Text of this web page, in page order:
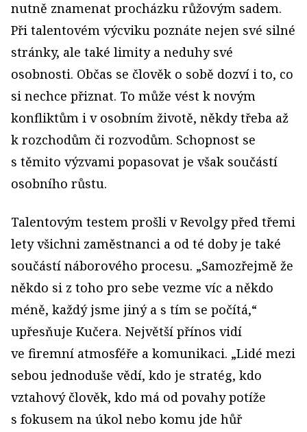
nutně znamenat procházku růžovým sadem.
Při talentovém výcviku poznáte nejen své silné
stránky, ale také limity a neduhy své
osobnosti. Občas se člověk o sobě dozví i to, co
si nechce přiznat. To může vést k novým
konfliktům i v osobním životě, někdy třeba až
k rozchodům či rozvodům. Schopnost se
s těmito výzvami popasovat je však součástí
osobního růstu.
Talentovým testem prošli v Revolgy před třemi
lety všichni zaměstnanci a od té doby je také
součástí náborového procesu. „Samozřejmě že
někdo si z toho pro sebe vezme víc a někdo
méně, každý jsme jiný a s tím se počítá,“
upřesňuje Kučera. Největší přínos vidí
ve firemní atmosféře a komunikaci. „Lidé mezi
sebou jednoduše vědí, kdo je stratég, kdo
vztahový člověk, kdo má od povahy potíže
s fokusem na úkol nebo komu jde hůř